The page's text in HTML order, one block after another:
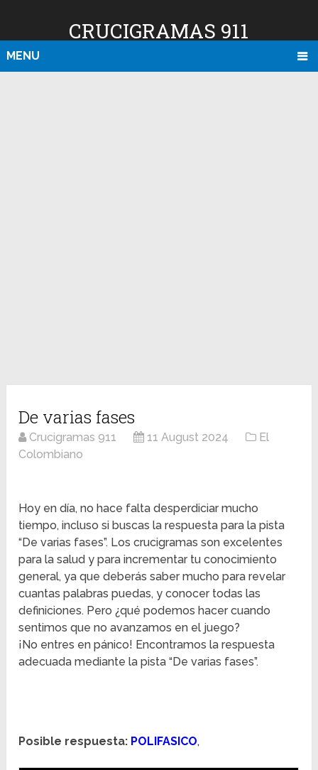
CRUCIGRAMAS 911
MENU
De varias fases
Crucigramas 911 11 August 2024
El
Colombiano
Hoy en día, no hace falta desperdiciar mucho
tiempo, incluso si buscas la respuesta para la pista
“De varias fases”. Los crucigramas son excelentes
para la salud y para incrementar tu conocimiento
general, ya que deberás saber mucho para revelar
cuantas palabras puedas, y conocer todas las
definiciones. Pero ¿qué podemos hacer cuando
sentimos que no avanzamos en el juego?
¡No entres en pánico! Encontramos la respuesta
adecuada mediante la pista “De varias fases”.
Posible respuesta: POLIFASICO,